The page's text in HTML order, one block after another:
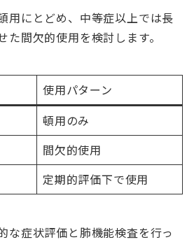
用にとどめ、中等症以上では長
間欠的使用を検討します。
使用パターン
頓用のみ
間欠的使用
定期的評価下で使用
な症状評価と肺機能検査を行っ